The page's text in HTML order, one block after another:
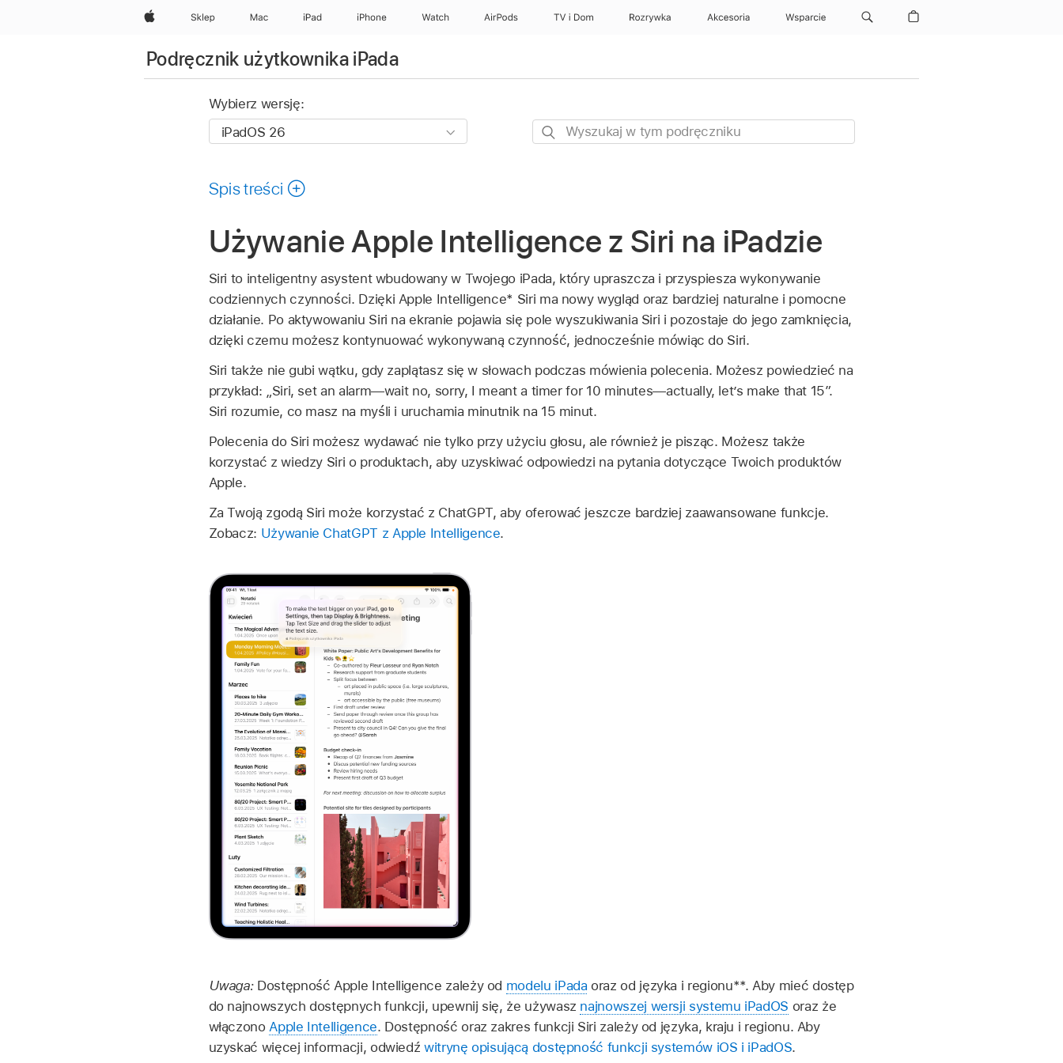
Apple Sklep Mac iPad iPhone Watch AirPods TV i Dom Rozrywka Akcesoria Wsparcie
Podręcznik użytkownika iPada
Wybierz wersję:
Wyszukaj
Spis treści
Używanie Apple Intelligence z Siri na iPadzie
Siri to inteligentny asystent wbudowany w Twojego iPada, który upraszcza i przyspiesza wykonywanie
codziennych czynności. Dzięki Apple Intelligence* Siri ma nowy wygląd oraz bardziej naturalne i pomocne
działanie. Po aktywowaniu Siri na ekranie pojawia się pole wyszukiwania Siri i pozostaje do jego zamknięcia,
dzięki czemu możesz kontynuować wykonywaną czynność, jednocześnie mówiąc do Siri.
Siri także nie gubi wątku, gdy zaplątasz się w słowach podczas mówienia polecenia. Możesz powiedzieć na
przykład: „Siri, set an alarm—wait no, sorry, I meant a timer for 10 minutes—actually, let’s make that 15”.
Siri rozumie, co masz na myśli i uruchamia minutnik na 15 minut.
Polecenia do Siri możesz wydawać nie tylko przy użyciu głosu, ale również je pisząc. Możesz także
korzystać z wiedzy Siri o produktach, aby uzyskiwać odpowiedzi na pytania dotyczące Twoich produktów
Apple.
Za Twoją zgodą Siri może korzystać z ChatGPT, aby oferować jeszcze bardziej zaawansowane funkcje.
Zobacz: Używanie ChatGPT z Apple Intelligence.
Uwaga: Dostępność Apple Intelligence zależy od modelu iPada oraz od języka i regionu**. Aby mieć dostęp
do najnowszych dostępnych funkcji, upewnij się, że używasz najnowszej wersji systemu iPadOS oraz że
włączono Apple Intelligence. Dostępność oraz zakres funkcji Siri zależy od języka, kraju i regionu. Aby
uzyskać więcej informacji, odwiedźwitrynę opisującą dostępność funkcji systemów iOS i iPadOS.